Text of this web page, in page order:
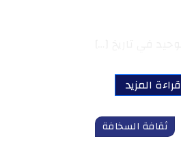
قراءة المزيد
ثقافة السخافة